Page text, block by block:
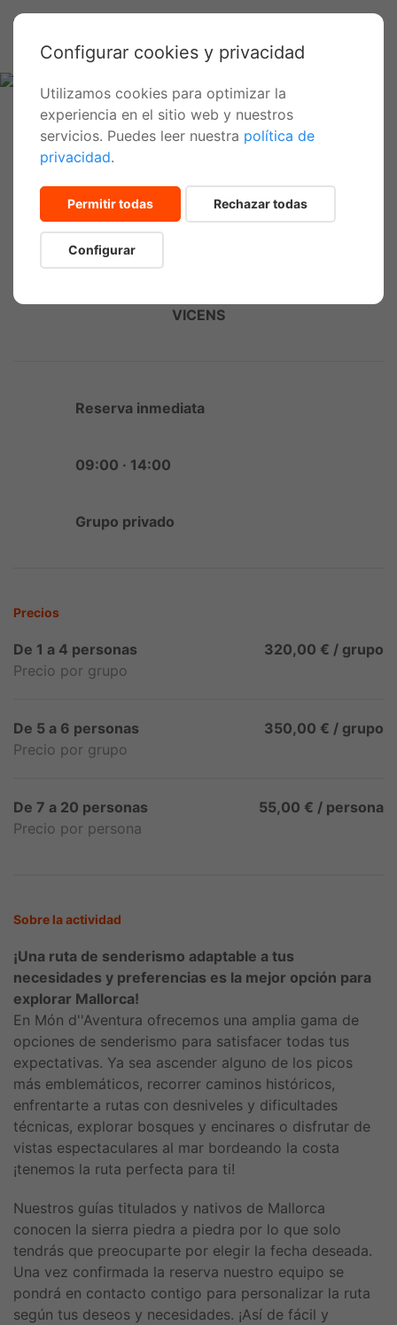
Actividades Senderismo (aventura privada)
Senderismo
Desde320€
POLLENSA
VICENS
Reserva inmediata
09:00 · 14:00
Grupo privado
Precios
De 1 a 4 personas
Precio por grupo
320,00 € / grupo
De 5 a 6 personas
Precio por grupo
350,00 € / grupo
De 7 a 20 personas
Precio por persona
55,00 € / persona
Sobre la actividad
¡Una ruta de senderismo adaptable a tus
necesidades y preferencias es la mejor opción para
explorar Mallorca!
En Món d''Aventura ofrecemos una amplia gama de
opciones de senderismo para satisfacer todas tus
expectativas. Ya sea ascender alguno de los picos
más emblemáticos, recorrer caminos históricos,
enfrentarte a rutas con desniveles y dificultades
técnicas, explorar bosques y encinares o disfrutar de
vistas espectaculares al mar bordeando la costa
¡tenemos la ruta perfecta para ti!
Nuestros guías titulados y nativos de Mallorca
conocen la sierra piedra a piedra por lo que solo
tendrás que preocuparte por elegir la fecha deseada.
Una vez confirmada la reserva nuestro equipo se
pondrá en contacto contigo para personalizar la ruta
según tus deseos y necesidades. ¡Así de fácil y
Configurar cookies y privacidad
Utilizamos cookies para optimizar la
experiencia en el sitio web y nuestros
servicios. Puedes leer nuestra política de
privacidad.
Permitir todas Rechazar todas
Configurar